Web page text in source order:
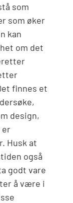
som
som øker
kan
om det
finnes et
design,
er
Husk at
også
godt vare
å være i